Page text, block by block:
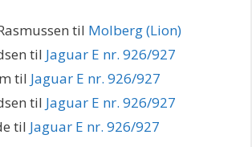
til Molberg (Lion)
til Jaguar E nr. 926/927
til Jaguar E nr. 926/927
til Jaguar E nr. 926/927
til Jaguar E nr. 926/927